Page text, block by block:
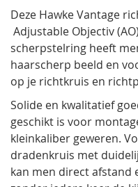
Deze Hawke Vantage
Adjustable Objectiv
scherpstelring heeft
haarscherp beeld en
op je richtkruis en
Solide en kwalitatief
geschikt is voor
kleinkaliber geweren.
dradenkruis met
kan men direct afstand